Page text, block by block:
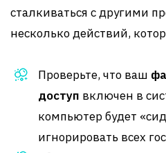
сталкиваться с другими
несколько действий,
Проверьте, что ваш
доступ включен в
компьютер будет
игнорировать всех